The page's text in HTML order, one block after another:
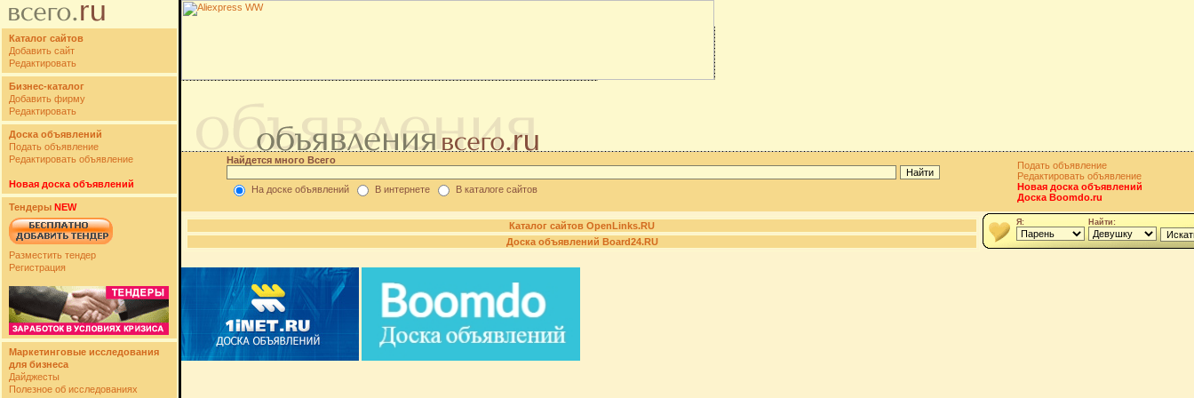
Каталог сайтов
Добавить сайт
Редактировать
Бизнес-каталог
Добавить фирму
Редактировать
Доска объявлений
Подать объявление
Редактировать объявление
Новая доска объявлений
Тендеры NEW
Разместить тендер
Регистрация
Маркетинговые исследования
для бизнеса
Дайджесты
Полезное об исследованиях
Найдется много Всего
На доске объявлений В интернете В каталоге сайтов
Подать объявление
Редактировать объявление
Новая доска объявлений
Доска Boomdo.ru
Каталог сайтов OpenLinks.RU
Доска объявлений Board24.RU
Я: Найти: